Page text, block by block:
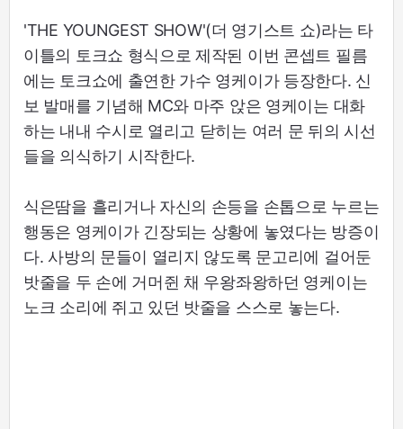
'THE YOUNGEST SHOW'(더 영기스트 쇼)라는 타
이틀의 토크쇼 형식으로 제작된 이번 콘셉트 필름
에는 토크쇼에 출연한 가수 영케이가 등장한다. 신
보 발매를 기념해 MC와 마주 앉은 영케이는 대화
하는 내내 수시로 열리고 닫히는 여러 문 뒤의 시선
들을 의식하기 시작한다.
식은땀을 흘리거나 자신의 손등을 손톱으로 누르는
행동은 영케이가 긴장되는 상황에 놓였다는 방증이
다. 사방의 문들이 열리지 않도록 문고리에 걸어둔
밧줄을 두 손에 거머쥔 채 우왕좌왕하던 영케이는
노크 소리에 쥐고 있던 밧줄을 스스로 놓는다.